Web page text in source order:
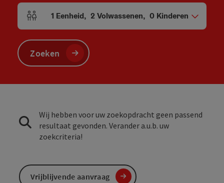
Aantal eenheden en persoonsvelden
1 Eenheid, 2 Volwassenen, 0 Kinderen
Zoeken
Wij hebben voor uw zoekopdracht geen passend
resultaat gevonden. Verander a.u.b. uw
zoekcriteria!
Vrijblijvende aanvraag